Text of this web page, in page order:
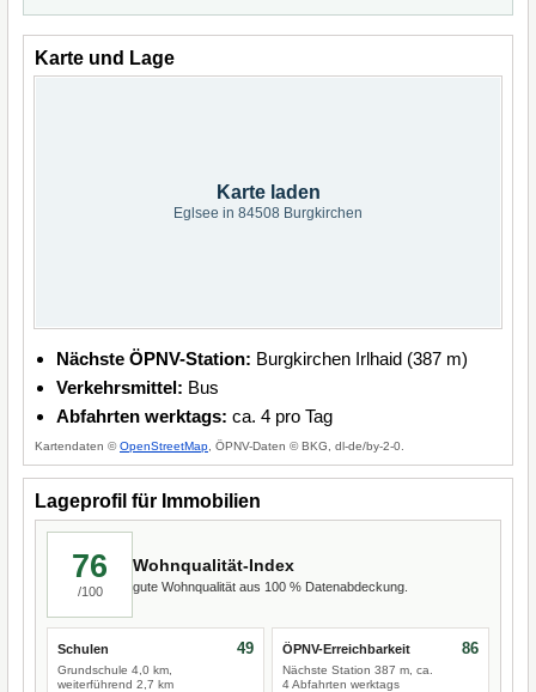
Karte und Lage
Karte laden
Eglsee in 84508 Burgkirchen
Nächste ÖPNV-Station: Burgkirchen Irlhaid (387 m)
Verkehrsmittel: Bus
Abfahrten werktags: ca. 4 pro Tag
Kartendaten ©OpenStreetMap , ÖPNV-Daten © BKG, dl-de/by-2-0.
Lageprofil für Immobilien
76
/100
Wohnqualität-Index
gute Wohnqualität aus 100 % Datenabdeckung.
Schulen
Grundschule 4,0 km,
weiterführend 2,7 km
49 ÖPNV-Erreichbarkeit
Nächste Station 387 m, ca.
4 Abfahrten werktags
86